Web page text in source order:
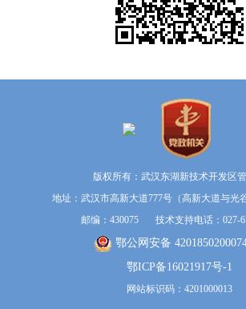
版权所有：武汉东湖新技术开发区
地址：武汉市高新大道777号（高新大道与光
邮编：430075 技术支持电话：027-
鄂公网安备
鄂ICP备16021917号-1
网站标识码：4201000013